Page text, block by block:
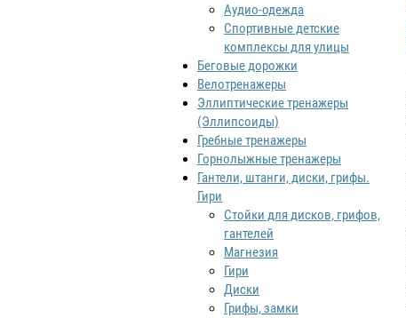
Аудио-одежда
Спортивные детские
комплексы для улицы
Беговые дорожки
Велотренажеры
Эллиптические тренажеры
(Эллипсоиды)
Гребные тренажеры
Горнолыжные тренажеры
Гантели, штанги, диски, грифы.
Гири
Стойки для дисков, грифов,
гантелей
Магнезия
Гири
Диски
Грифы, замки